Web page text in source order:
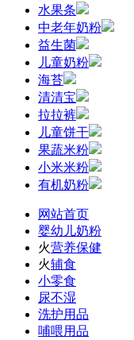
水果条
中老年奶粉
益生菌
儿童奶粉
海苔
清清宝
拉拉裤
儿童饼干
果蔬米粉
小米米粉
有机奶粉
网站首页
婴幼儿奶粉
火营养保健
火辅食
小零食
尿不湿
洗护用品
哺喂用品